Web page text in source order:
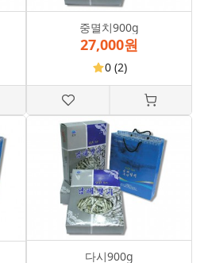
중멸치900g
27,000원
0 (2)
다시900g